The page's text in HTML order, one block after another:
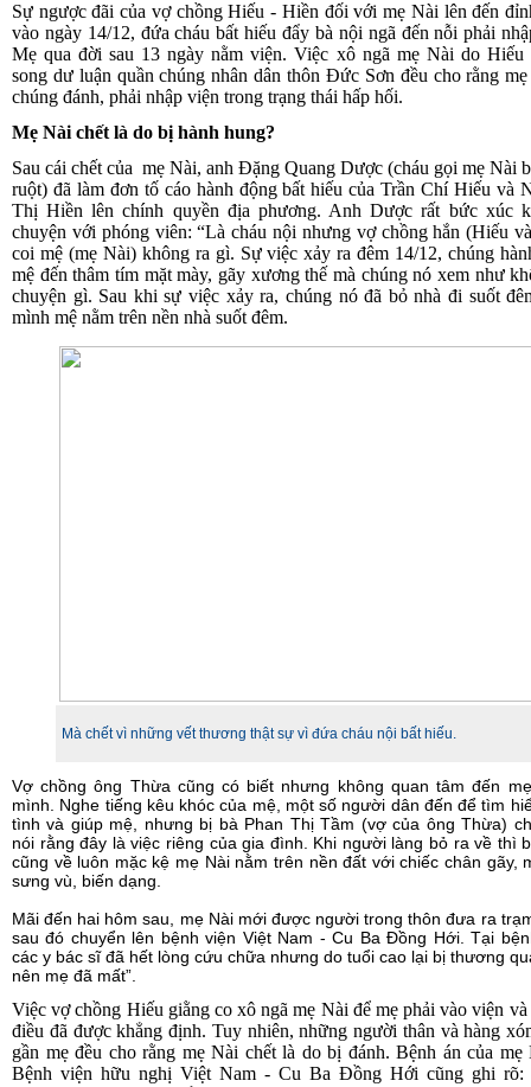
Sự ngược đãi của vợ chồng Hiếu - Hiền đối với mẹ Nài lên đến
vào ngày 14/12, đứa cháu bất hiếu đẩy bà nội ngã đến nỗi phải
Mẹ qua đời sau 13 ngày nằm viện. Việc xô ngã mẹ Nài do Hiếu
song dư luận quần chúng nhân dân thôn Đức Sơn đều cho rằng
chúng đánh, phải nhập viện trong trạng thái hấp hối.
Mẹ Nài chết là do bị hành hung?
Sau cái chết của mẹ Nài, anh Đặng Quang Dược (cháu gọi mẹ Nài
ruột) đã làm đơn tố cáo hành động bất hiếu của Trần Chí Hiếu và
Thị Hiền lên chính quyền địa phương. Anh Dược rất bức xúc
chuyện với phóng viên: “Là cháu nội nhưng vợ chồng hắn (Hiếu
coi mệ (mẹ Nài) không ra gì. Sự việc xảy ra đêm 14/12, chúng
mệ đến thâm tím mặt mày, gãy xương thế mà chúng nó xem như
chuyện gì. Sau khi sự việc xảy ra, chúng nó đã bỏ nhà đi suốt
mình mệ nằm trên nền nhà suốt đêm.
Mà chết vì những vết thương thật sự vì đứa cháu nội bất hiếu.
Vợ chồng ông Thừa cũng có biết nhưng không quan tâm đến
mình. Nghe tiếng kêu khóc của mệ, một số người dân đến để tìm
tình và giúp mệ, nhưng bị bà Phan Thị Tầm (vợ của ông Thừa)
nói rằng đây là việc riêng của gia đình. Khi người làng bỏ ra về thì
cũng về luôn mặc kệ mẹ Nài nằm trên nền đất với chiếc chân gãy,
sưng vù, biến dạng.
Mãi đến hai hôm sau, mẹ Nài mới được người trong thôn đưa ra
sau đó chuyển lên bệnh viện Việt Nam - Cu Ba Đồng Hới. Tại
các y bác sĩ đã hết lòng cứu chữa nhưng do tuổi cao lại bị thương
nên mẹ đã mất”.
Việc vợ chồng Hiếu giằng co xô ngã mẹ Nài để mẹ phải vào viện và
điều đã được khẳng định. Tuy nhiên, những người thân và hàng
gần mẹ đều cho rằng mẹ Nài chết là do bị đánh. Bệnh án của mẹ
Bệnh viện hữu nghị Việt Nam - Cu Ba Đồng Hới cũng ghi rõ: